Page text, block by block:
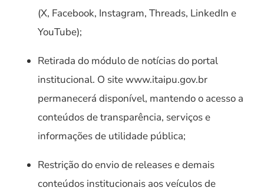
(X, Facebook, Instagram, Threads, LinkedIn e
YouTube);
Retirada do módulo de notícias do portal
institucional. O site www.itaipu.gov.br
permanecerá disponível, mantendo o acesso a
conteúdos de transparência, serviços e
informações de utilidade pública;
Restrição do envio de releases e demais
conteúdos institucionais aos veículos de